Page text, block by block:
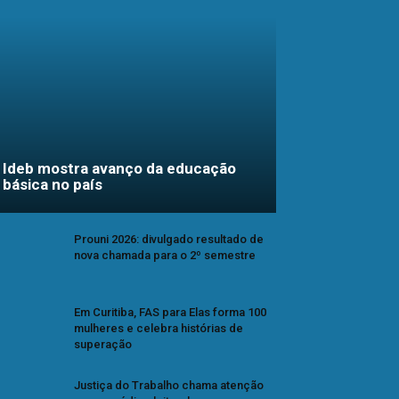
Ideb mostra avanço da educação
básica no país
Prouni 2026: divulgado resultado de
nova chamada para o 2º semestre
Em Curitiba, FAS para Elas forma 100
mulheres e celebra histórias de
superação
Justiça do Trabalho chama atenção